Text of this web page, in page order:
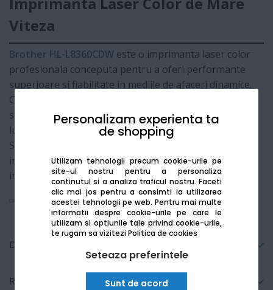
Personalizam experienta ta
de shopping
Utilizam tehnologii precum cookie-urile pe
site-ul nostru pentru a personaliza
continutul si a analiza traficul nostru. Faceti
clic mai jos pentru a consimti la utilizarea
acestei tehnologii pe web. Pentru mai multe
informatii despre cookie-urile pe care le
utilizam si optiunile tale privind cookie-urile,
te rugam sa viziteziPolitica de cookies
Seteaza preferintele
Sunt de acord
Viteza
Brother HL-L8360CDW este o imprimanta laser color
profesionala conceputa pentru a oferi performante
superioare si fiabilitate in mediile de afaceri dinamice.
Cu o viteza de imprimare rapida si optiuni avansate de
securitate, acest model este ideal pentru grupuri de
lucru care necesita documente color de impact.
Suportul pentru tonere de mare capacitate si
integrarea NFC fac din HL-L8360CDW o investitie
inteligenta pentru optimizarea fluxului de lucru.
Vezi mai mult
Detalii tehnice
Recenzii